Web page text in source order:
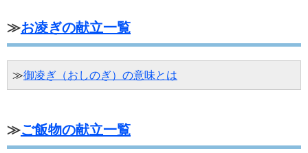
≫お凌ぎの献立一覧
≫御凌ぎ（おしのぎ）の意味とは
≫ご飯物の献立一覧